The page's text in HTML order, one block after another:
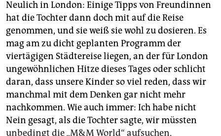
Neulich in London: Einige Tipps von Freundinnen
hat die Tochter dann doch mit auf die Reise
genommen, und sie weiß sie wohl zu dosieren. Es
mag am zu dicht geplanten Programm der
viertägigen Städtereise liegen, an der für London
ungewöhnlichen Hitze dieses Tages oder schlicht
daran, dass unsere Kinder so viel reden, dass wir
manchmal mit dem Denken gar nicht mehr
nachkommen. Wie auch immer: Ich habe nicht
Nein gesagt, als die Tochter sagte, wir müssten
unbedingt die „M&M World“ aufsuchen.